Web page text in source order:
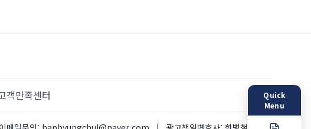
객만족센터
Quick
Menu